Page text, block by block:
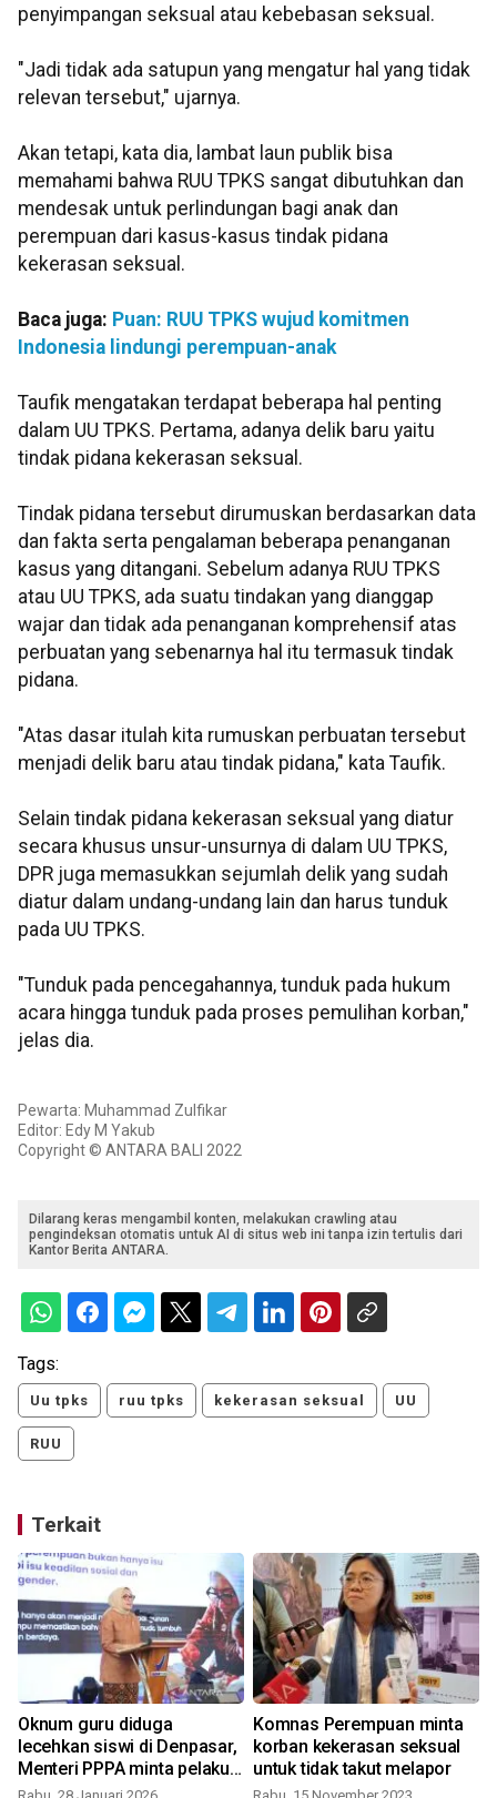
penyimpangan seksual atau kebebasan seksual.
"Jadi tidak ada satupun yang mengatur hal yang tidak
relevan tersebut," ujarnya.
Akan tetapi, kata dia, lambat laun publik bisa
memahami bahwa RUU TPKS sangat dibutuhkan dan
mendesak untuk perlindungan bagi anak dan
perempuan dari kasus-kasus tindak pidana
kekerasan seksual.
Baca juga: Puan: RUU TPKS wujud komitmen
Indonesia lindungi perempuan-anak
Taufik mengatakan terdapat beberapa hal penting
dalam UU TPKS. Pertama, adanya delik baru yaitu
tindak pidana kekerasan seksual.
Tindak pidana tersebut dirumuskan berdasarkan data
dan fakta serta pengalaman beberapa penanganan
kasus yang ditangani. Sebelum adanya RUU TPKS
atau UU TPKS, ada suatu tindakan yang dianggap
wajar dan tidak ada penanganan komprehensif atas
perbuatan yang sebenarnya hal itu termasuk tindak
pidana.
"Atas dasar itulah kita rumuskan perbuatan tersebut
menjadi delik baru atau tindak pidana," kata Taufik.
Selain tindak pidana kekerasan seksual yang diatur
secara khusus unsur-unsurnya di dalam UU TPKS,
DPR juga memasukkan sejumlah delik yang sudah
diatur dalam undang-undang lain dan harus tunduk
pada UU TPKS.
"Tunduk pada pencegahannya, tunduk pada hukum
acara hingga tunduk pada proses pemulihan korban,"
jelas dia.
Pewarta: Muhammad Zulfikar
Editor: Edy M Yakub
Copyright © ANTARA BALI 2022
Dilarang keras mengambil konten, melakukan crawling atau
pengindeksan otomatis untuk AI di situs web ini tanpa izin tertulis dari
Kantor Berita ANTARA.
Tags:
Uu tpks ruu tpks kekerasan seksual UU
RUU
Terkait
Oknum guru diduga
lecehkan siswi di Denpasar,
Menteri PPPA minta pelaku
dihukum
Komnas Perempuan minta
korban kekerasan seksual
untuk tidak takut melapor